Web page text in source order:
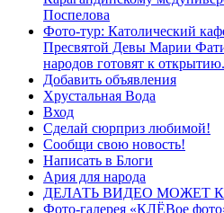
Поспелова
Фото-тур: Католический
Пресвятой Девы Марии
народов готовят к открытию.
Добавить объявления
Хрустальная Вода
Вход
Сделай сюрприз любимой!
Сообщи свою новость!
Написать в Блоги
Ария для народа
ДЕЛАТЬ ВИДЕО МОЖЕТ
Фото-галерея «КЛЁВое